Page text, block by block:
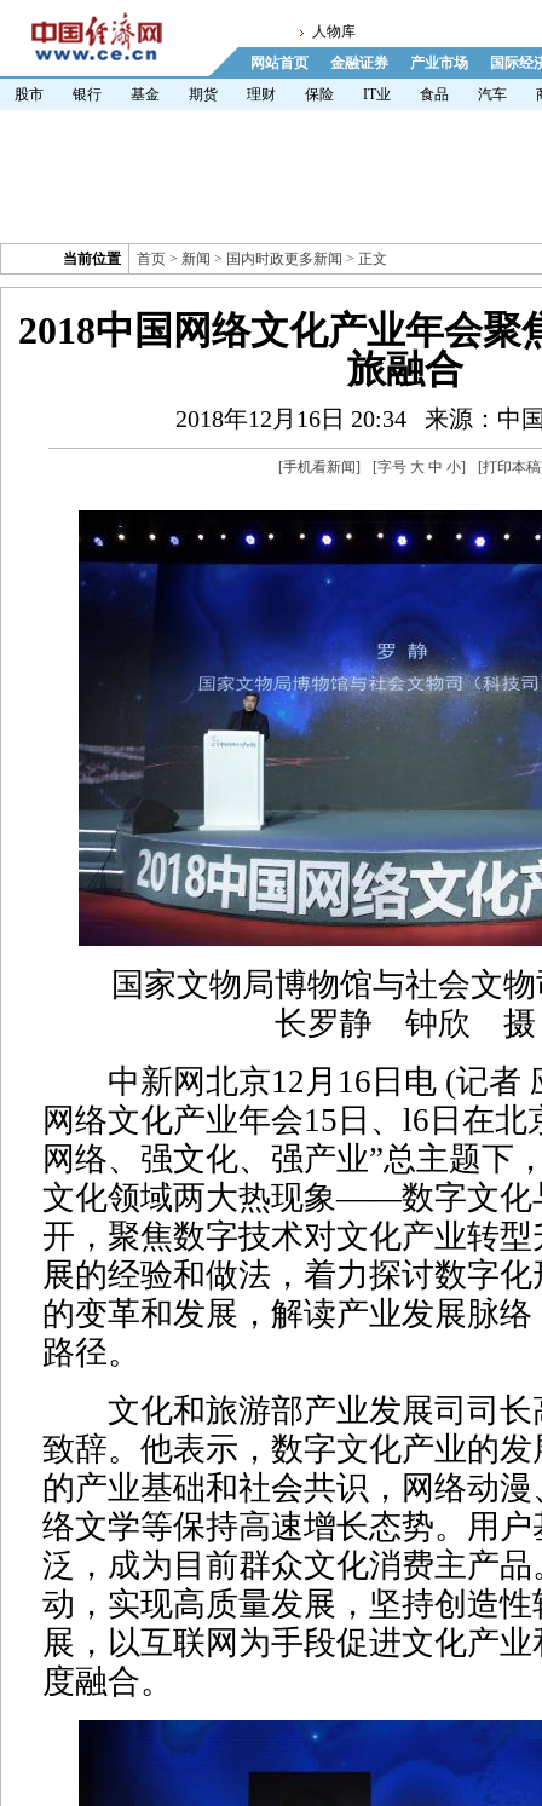
人物库
网站首页
金融证券 产业市场
国际经
股市
银行 基金 期货 理财 保险 IT业 食品 汽车
当前位置 首页 > 新闻 > 国内时政更多新闻 > 正文
2018中国网络文化产业年会聚
旅融合
2018年12月16日 20:34 来源：中
[手机看新闻] [字号 大 中 小] [打印本稿
国家文物局博物馆与社会文物
长罗静 钟欣 摄
中新网北京12月16日电 (记者
网络文化产业年会15日、l6日在北
网络、强文化、强产业”总主题下
文化领域两大热现象——数字文化
开，聚焦数字技术对文化产业转
展的经验和做法，着力探讨数字
的变革和发展，解读产业发展脉
路径。
文化和旅游部产业发展司司长
致辞。他表示，数字文化产业的
的产业基础和社会共识，网络动
络文学等保持高速增长态势。用
泛，成为目前群众文化消费主产
动，实现高质量发展，坚持创造
展，以互联网为手段促进文化产
度融合。